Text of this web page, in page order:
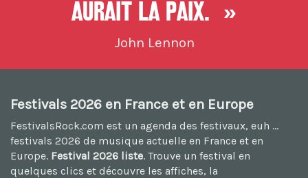
aurait la paix. »
John Lennon
Festivals 2026 en France et en Europe
FestivalsRock.com est un agenda des festivaux, euh ...
festivals 2026 de musique actuelle en France et en
Europe. Festival 2026 liste. Trouve un festival en
quelques clics et découvre les affiches, la